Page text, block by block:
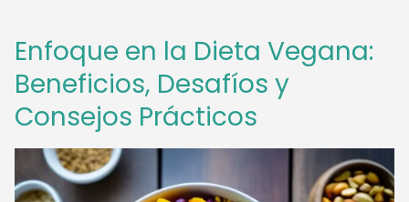
Enfoque en la Dieta Vegana:
Beneficios, Desafíos y
Consejos Prácticos